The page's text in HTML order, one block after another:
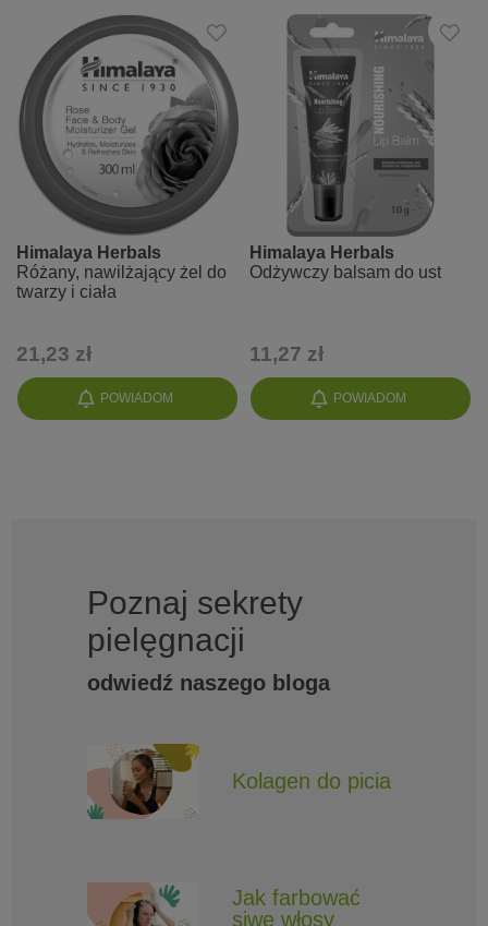
POWIADOM
Himalaya Herbals
Różany, nawilżający żel do
twarzy i ciała
21,23 zł
POWIADOM
Himalaya Herbals
Odżywczy balsam do ust
11,27 zł
Poznaj sekrety
pielęgnacji
odwiedź naszego bloga
Kolagen do picia
Jak farbować
siwe włosy